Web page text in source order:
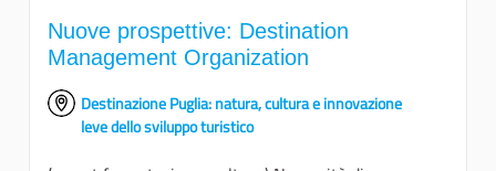
Nuove prospettive: Destination
Management Organization
Destinazione Puglia: natura, cultura e innovazione
leve dello sviluppo turistico